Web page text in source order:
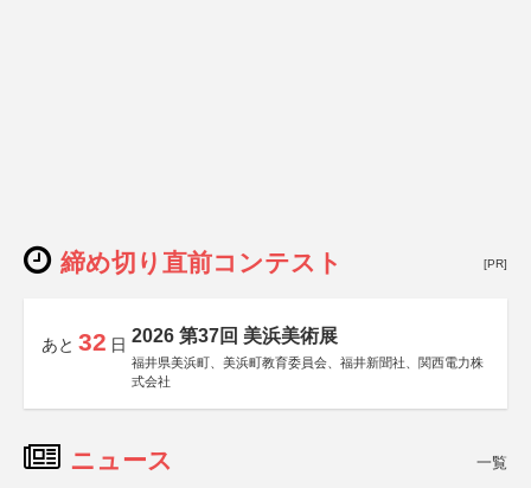
締め切り直前コンテスト [PR]
あと 32 日 2026 第37回 美浜美術展
福井県美浜町、美浜町教育委員会、福井新聞社、関西電力株
式会社
ニュース 一覧